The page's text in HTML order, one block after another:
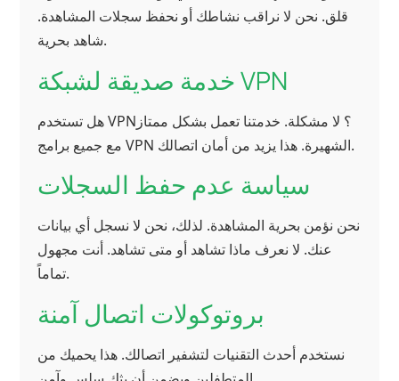
قلق. نحن لا نراقب نشاطك أو نحفظ سجلات المشاهدة.
شاهد بحرية.
خدمة صديقة لشبكة VPN
هل تستخدم VPN؟ لا مشكلة. خدمتنا تعمل بشكل ممتاز
مع جميع برامج VPN الشهيرة. هذا يزيد من أمان اتصالك.
سياسة عدم حفظ السجلات
نحن نؤمن بحرية المشاهدة. لذلك، نحن لا نسجل أي بيانات
عنك. لا نعرف ماذا تشاهد أو متى تشاهد. أنت مجهول
تماماً.
بروتوكولات اتصال آمنة
نستخدم أحدث التقنيات لتشفير اتصالك. هذا يحميك من